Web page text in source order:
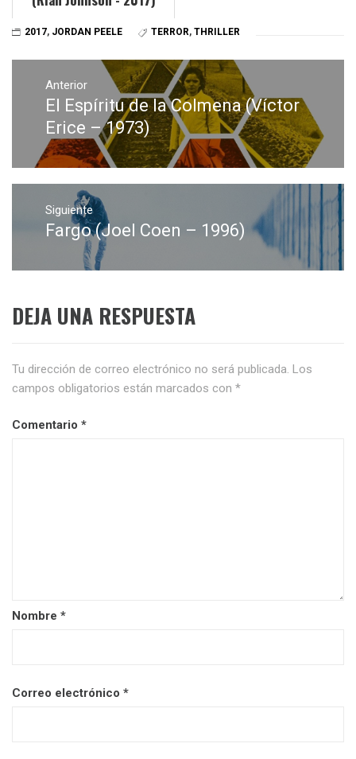
2017, JORDAN PEELE TERROR, THRILLER
Navegación
entradas
Anterior
Entrada
anterior:
El Espíritu de la Colmena (Víctor
Erice – 1973)
Siguiente
Entrada
siguiente:
Fargo (Joel Coen – 1996)
DEJA UNA RESPUESTA
Tu dirección de correo electrónico no será publicada. Los
campos obligatorios están marcados con *
Comentario *
Nombre *
Correo electrónico *